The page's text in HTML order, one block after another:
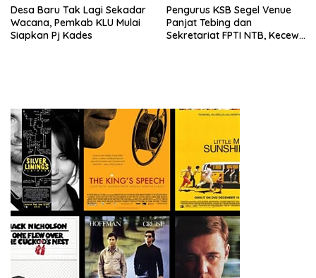
Desa Baru Tak Lagi Sekadar
Wacana, Pemkab KLU Mulai
Siapkan Pj Kades
Pengurus KSB Segel Venue
Panjat Tebing dan
Sekretariat FPTI NTB, Kecewa